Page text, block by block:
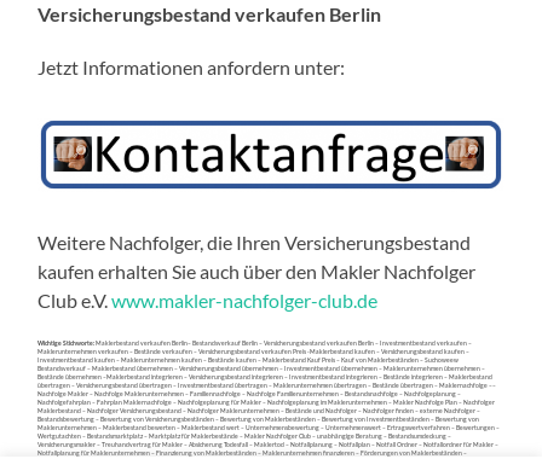
Versicherungsbestand verkaufen Berlin
Jetzt Informationen anfordern unter:
Weitere Nachfolger, die Ihren Versicherungsbestand
kaufen erhalten Sie auch über den Makler Nachfolger
Club e.V.www.makler-nachfolger-club.de
Wichtige Stichworte:Maklerbestand verkaufen Berlin– Bestandsverkauf Berlin – Versicherungsbestand verkaufen Berlin – Investmentbestand verkaufen –
Maklerunternehmen verkaufen – Bestände verkaufen – Versicherungsbestand verkaufen Preis -Maklerbestand kaufen – Versicherungsbestand kaufen –
Investmentbestand kaufen – Maklerunternehmen kaufen – Bestände kaufen – Maklerbestand Kauf Preis – Kauf von Maklerbeständen – Suchoweew
Bestandsverkauf – Maklerbestand übernehmen – Versicherungsbestand übernehmen – Investmentbestand übernehmen – Maklerunternehmen übernehmen –
Bestände übernehmen –Maklerbestand integrieren – Versicherungsbestand integrieren – Investmentbestand integrieren – Bestände integrieren – Maklerbestand
übertragen – Versicherungsbestand übertragen – Investmentbestand übertragen – Maklerunternehmen übertragen – Bestände übertragen – Maklernachfolge ––
Nachfolge Makler – Nachfolge Maklerunternehmen – Familiennachfolge – Nachfolge Familienunternehmen – Bestandsnachfolge – Nachfolgeplanung –
Nachfolgefahrplan – Fahrplan Maklernachfolge – Nachfolgeplanung für Makler – Nachfolgeplanung im Maklerunternehmen – Makler Nachfolge Plan – Nachfolger
Maklerbestand – Nachfolger Versicherungsbestand – Nachfolger Maklerunternehmen – Bestände und Nachfolger – Nachfolger finden – externe Nachfolger –
Bestandsbewertung – Bewertung von Versicherungsbeständen – Bewertung von Maklerbeständen – Bewertung von Investmentbeständen – Bewertung von
Maklerunternehmen – Maklerbestand bewerten – Maklerbestand wert – Unternehmensbewertung – Unternehmenswert – Ertragswertverfahren – Bewertungen –
Wertgutachten – Bestandsmarktplatz – Marktplatz für Maklerbestände – Makler Nachfolger Club – unabhängige Beratung – Bestandsumdeckung –
Versicherungsmakler – Treuhandvertrag für Makler – Absicherung Todesfall – Maklertod – Notfallplanung – Notfallplan – Notfall Ordner – Notfallordner für Makler –
Notfallplanung für Maklerunternehmen – Finanzierung von Maklerbeständen – Maklerunternehmen finanzieren – Förderungen von Maklerbeständen –